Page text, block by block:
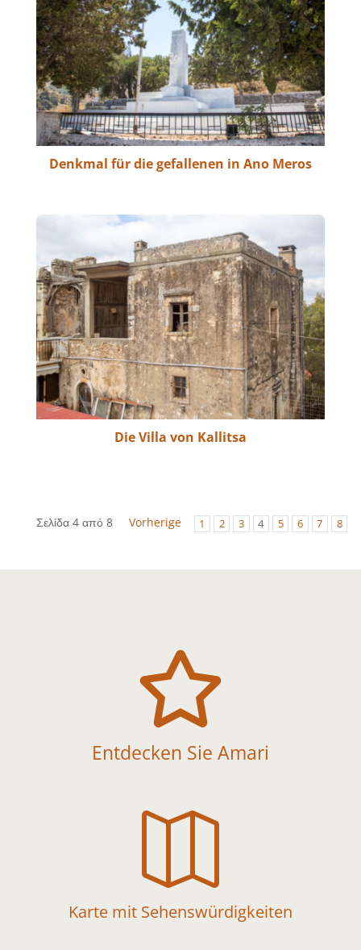
Denkmal für die gefallenen in Ano Meros
Die Villa von Kallitsa
Σελίδα 4 από 8 Vorherige 1 2 3 4 5 6 7 8

Entdecken Sie Amari

Karte mit Sehenswürdigkeiten